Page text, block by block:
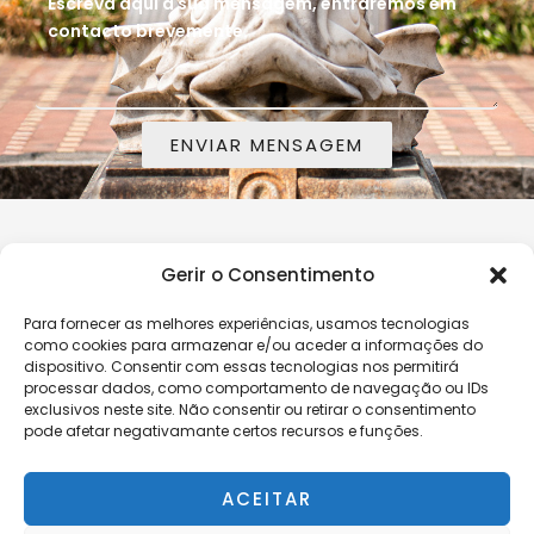
Gerir o Consentimento
Para fornecer as melhores experiências, usamos tecnologias
como cookies para armazenar e/ou aceder a informações do
dispositivo. Consentir com essas tecnologias nos permitirá
processar dados, como comportamento de navegação ou IDs
exclusivos neste site. Não consentir ou retirar o consentimento
pode afetar negativamante certos recursos e funções.
ACEITAR
f
o
n
e
E
m
a
i
l
E
m
a
s
u
a
m
e
n
s
*
ENVIAR MENSAGEM
SIGA-NOS ONLINE
c
e
b
o
o
k
s
t
a
g
r
a
m
n
k
e
d
i
n
Política de Privacidade|Livro de Reclamações